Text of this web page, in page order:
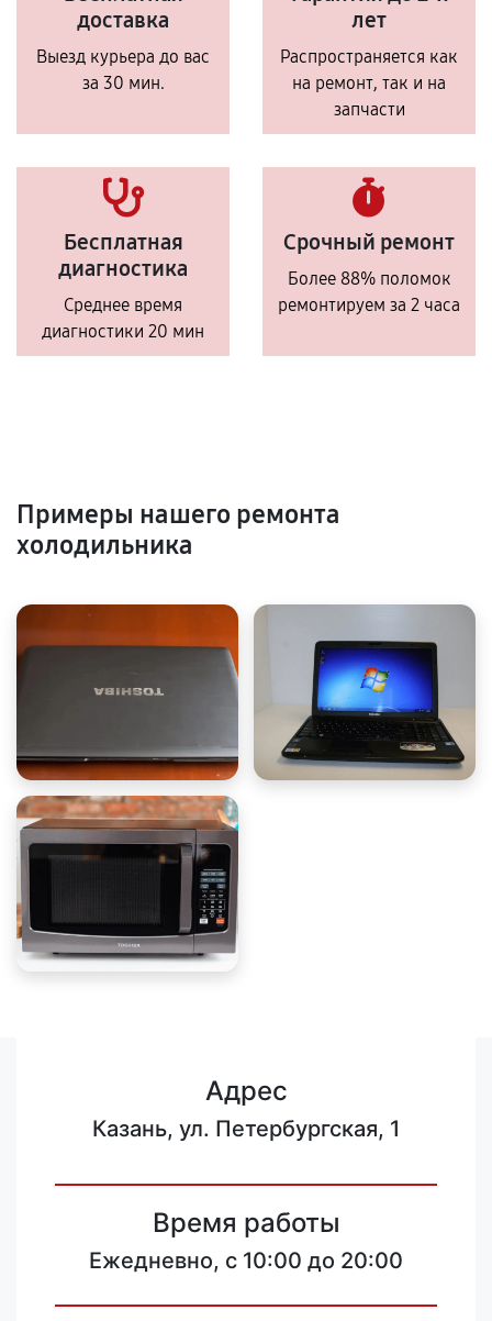
доставка
Выезд курьера до вас
за 30 мин.
лет
Распространяется как
на ремонт, так и на
запчасти
Бесплатная
диагностика
Среднее время
диагностики 20 мин
Срочный ремонт
Более 88% поломок
ремонтируем за 2 часа
Примеры нашего ремонта
холодильника
Адрес
Казань, ул. Петербургская, 1
Время работы
Ежедневно, с 10:00 до 20:00